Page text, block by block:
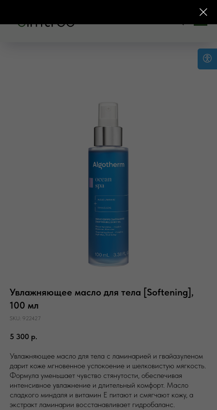
Увлажняющее масло для тела [Softening],
100 мл
SKU: 922427
5 300 р.
Увлажняющее масло для тела с ламинарией и гвайазуленом
дарит коже мгновенное успокоение и шелковистую мягкость.
Формула уменьшает чувство стянутости, обеспечивая
интенсивное увлажнение и длительный комфорт. Масло
сладкого миндаля и витамин Е питают и смягчают кожу, а
экстракт ламинарии восстанавливает гидробаланс.